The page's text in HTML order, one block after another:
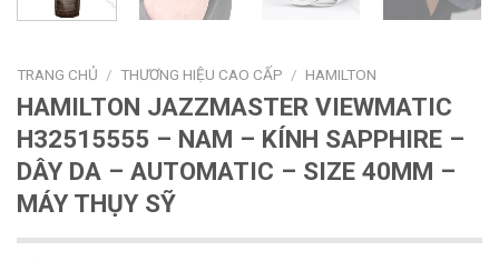
TRANG CHỦ / THƯƠNG HIỆU CAO CẤP / HAMILTON
HAMILTON JAZZMASTER VIEWMATIC
H32515555 – NAM – KÍNH SAPPHIRE –
DÂY DA – AUTOMATIC – SIZE 40MM –
MÁY THỤY SỸ